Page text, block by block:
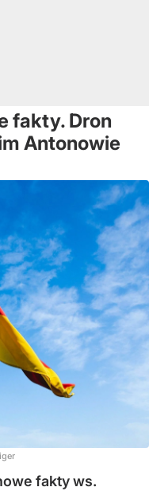
fakty. Dron
Antonowie
fakty ws.